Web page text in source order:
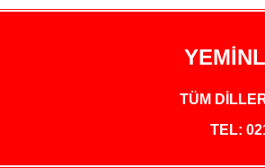
TÜM
TEL: